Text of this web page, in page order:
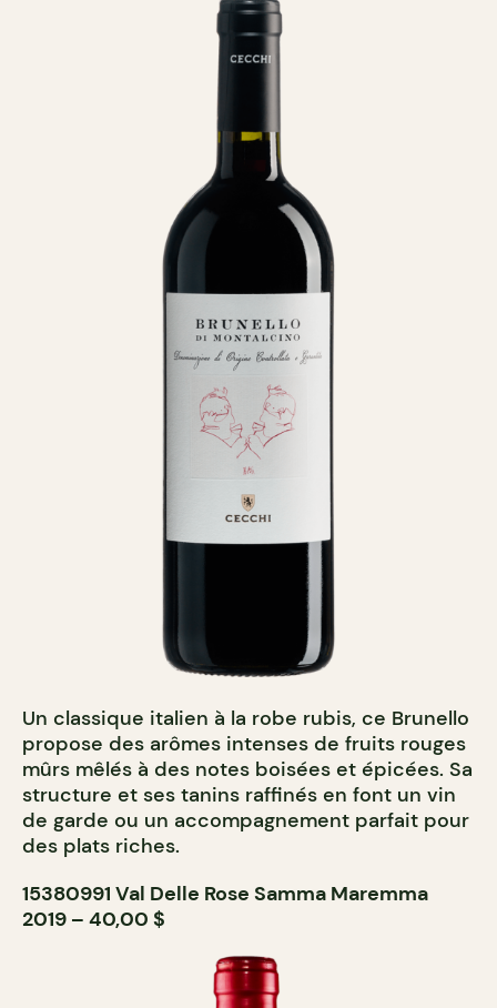
Un classique italien à la robe rubis, ce Brunello
propose des arômes intenses de fruits rouges
mûrs mêlés à des notes boisées et épicées. Sa
structure et ses tanins raffinés en font un vin
de garde ou un accompagnement parfait pour
des plats riches.
15380991 Val Delle Rose Samma Maremma
2019 – 40,00 $